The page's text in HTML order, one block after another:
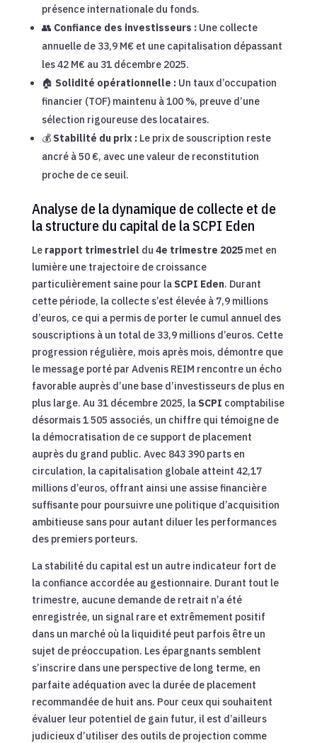
présence internationale du fonds.
👥 Confiance des investisseurs :Une collecte
annuelle de 33,9 M€ et une capitalisation dépassant
les 42 M€ au 31 décembre 2025.
🏠 Solidité opérationnelle :Un taux d’occupation
financier (TOF) maintenu à 100 %, preuve d’une
sélection rigoureuse des locataires.
💰 Stabilité du prix :Le prix de souscription reste
ancré à 50 €, avec une valeur de reconstitution
proche de ce seuil.
Analyse de la dynamique de collecte et de
la structure du capital de la SCPI Eden
Le rapport trimestriel du 4e trimestre 2025met en
lumière une trajectoire de croissance
particulièrement saine pour la SCPI Eden. Durant
cette période, la collecte s’est élevée à 7,9 millions
d’euros, ce qui a permis de porter le cumul annuel des
souscriptions à un total de 33,9 millions d’euros. Cette
progression régulière, mois après mois, démontre que
le message porté par Advenis REIM rencontre un écho
favorable auprès d’une base d’investisseurs de plus en
plus large. Au 31 décembre 2025, la SCPI comptabilise
désormais 1 505 associés, un chiffre qui témoigne de
la démocratisation de ce support de placement
auprès du grand public. Avec 843 390 parts en
circulation, la capitalisation globale atteint 42,17
millions d’euros, offrant ainsi une assise financière
suffisante pour poursuivre une politique d’acquisition
ambitieuse sans pour autant diluer les performances
des premiers porteurs.
La stabilité du capital est un autre indicateur fort de
la confiance accordée au gestionnaire. Durant tout le
trimestre, aucune demande de retrait n’a été
enregistrée, un signal rare et extrêmement positif
dans un marché où la liquidité peut parfois être un
sujet de préoccupation. Les épargnants semblent
s’inscrire dans une perspective de long terme, en
parfaite adéquation avec la durée de placement
recommandée de huit ans. Pour ceux qui souhaitent
évaluer leur potentiel de gain futur, il est d’ailleurs
judicieux d’utiliser des outils de projection comme